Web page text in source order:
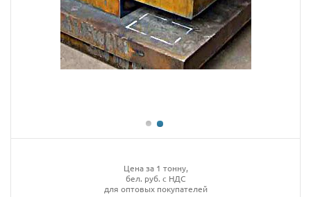
Цена за 1 тонну,
бел. руб. с НДС
для оптовых покупателей